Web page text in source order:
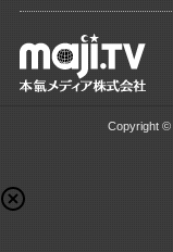
Copyright ©